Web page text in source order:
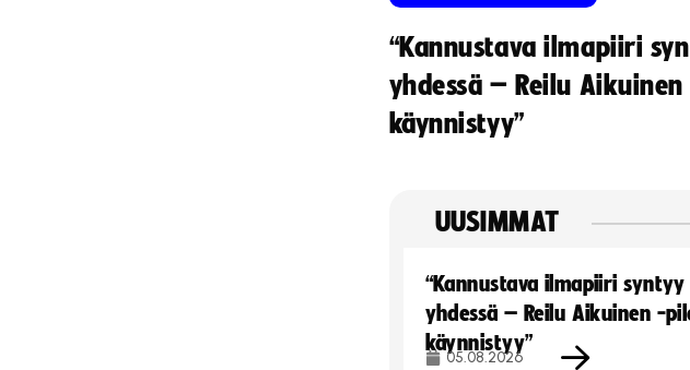
“Kannustava ilmapiiri
yhdessä – Reilu
käynnistyy”
UUSIMMAT
“Kannustava ilmapiiri syntyy
yhdessä – Reilu Aikuinen -
käynnistyy”
05.08.2026